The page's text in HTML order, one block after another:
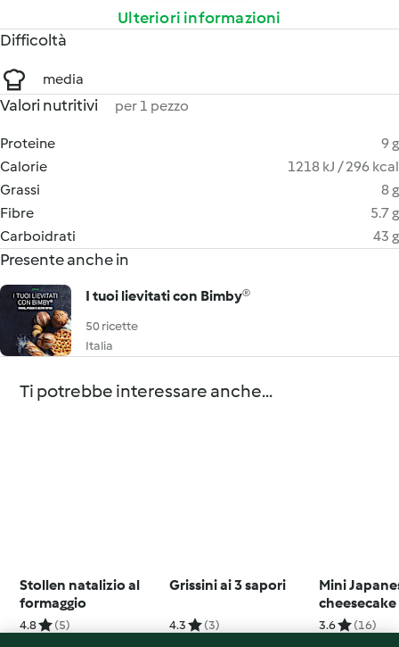
Ulteriori informazioni
Difficoltà
media
Valori nutritivi per 1 pezzo
Proteine
9 g
Calorie
1218 kJ / 296 kcal
Grassi
8 g
Fibre
5.7 g
Carboidrati
43 g
Presente anche in
I tuoi lievitati con Bimby®
50 ricette
Italia
Ti potrebbe interessare anche...
Stollen natalizio al
formaggio
4.8 (5)
Grissini ai 3 sapori
4.3 (3)
Mini
glutine)
3.6 (16)